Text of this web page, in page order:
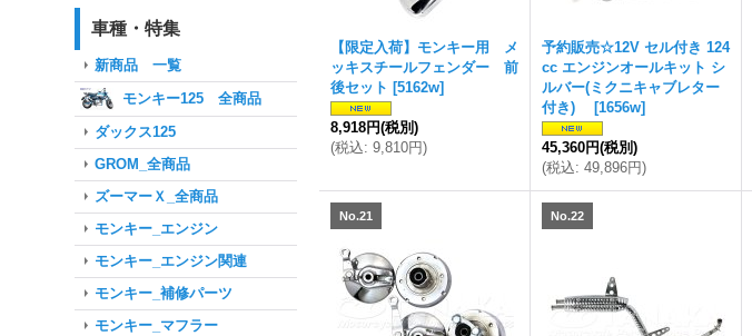
車種・特集
新商品 一覧
モンキー125 全商品
ダックス125
GROM_全商品
ズーマーＸ_全商品
モンキー_エンジン
モンキー_エンジン関連
モンキー_補修パーツ
モンキー_マフラー
【限定入荷】モンキー用 メ
ッキスチールフェンダー 前
後セット [5162w]
8,918円(税別)
(税込: 9,810円)
予約販売☆12V セル付き 124
cc エンジンオールキット シ
ルバー(ミクニキャブレター
付き)
[1656w]
45,360円(税別)
(税込: 49,896円)
No.21 No.22